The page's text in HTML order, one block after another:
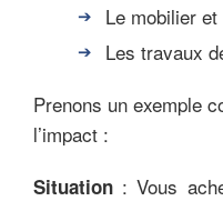
Le mobilier et
Les travaux
Prenons un exemple
l’impact :
Situation : Vous